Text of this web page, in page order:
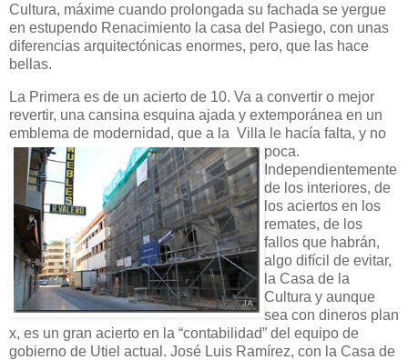
Cultura, máxime cuando prolongada su fachada se yergue
en estupendo Renacimiento la casa del Pasiego, con unas
diferencias arquitectónicas enormes, pero, que las hace
bellas.
La Primera es de un acierto de 10. Va a convertir o mejor
revertir, una cansina esquina ajada y extemporánea en un
emblema de modernidad, que a la Villa le hacía falta, y no
poca.
Independientemente
de los interiores, de
los aciertos en los
remates, de los
fallos que habrán,
algo difícil de evitar,
la Casa de la
Cultura y aunque
sea con dineros plan
x, es un gran acierto en la “contabilidad” del equipo de
gobierno de Utiel actual. José Luis Ramírez, con la Casa de